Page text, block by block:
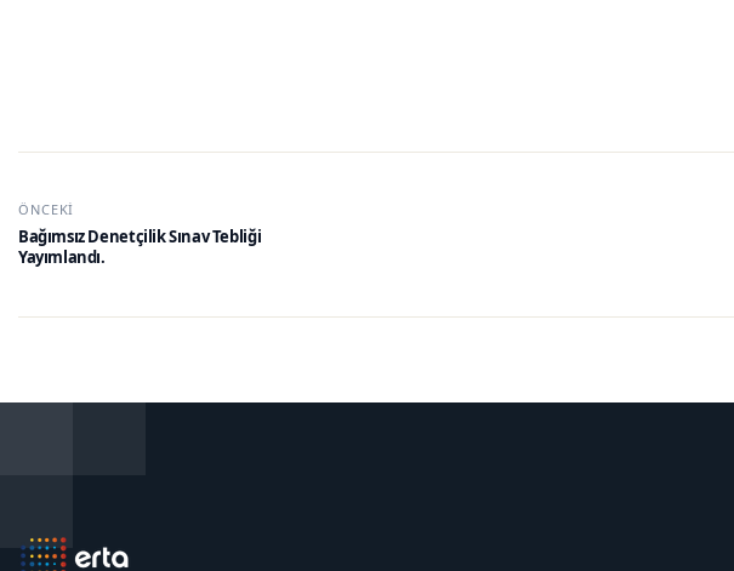
ÖNCEKI
Bağımsız Denetçilik Sınav Tebliği
Yayımlandı.